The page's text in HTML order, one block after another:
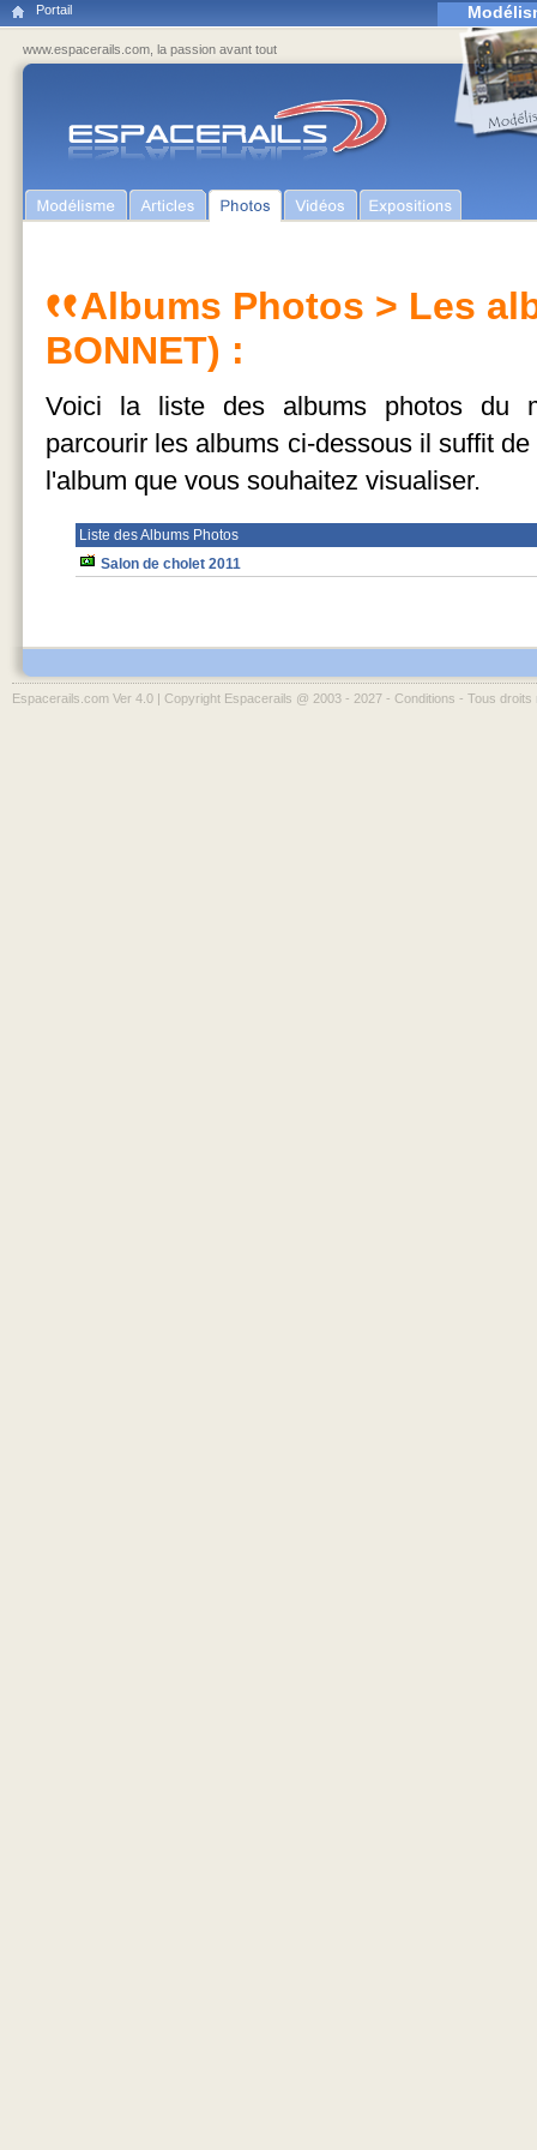
Portail
www.espacerails.com, la passion avant tout
Albums Photos > Les
BONNET) :
Voici la liste des albums photos du
parcourir les albums ci-dessous il suffit
l'album que vous souhaitez visualiser.
Liste des Albums Photos
Salon de cholet 2011
Espacerails.com Ver 4.0 | Copyright Espacerails @ 2003 - 2027 - Conditions - Tous droits